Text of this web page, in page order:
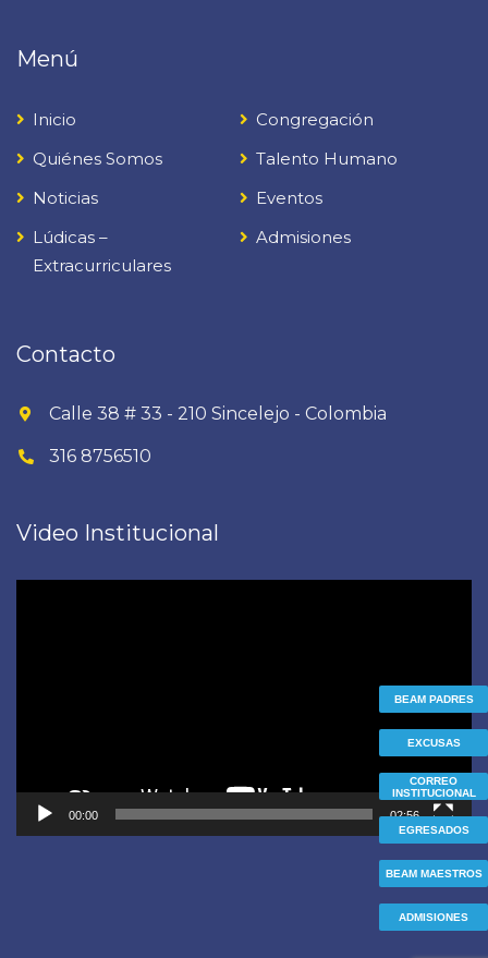
Menú
Inicio
Congregación
Quiénes Somos
Talento Humano
Noticias
Eventos
Lúdicas –
Extracurriculares
Admisiones
Contacto
Calle 38 # 33 - 210 Sincelejo - Colombia
316 8756510
Video Institucional
00:00 02:56
BEAM MAESTROS
EGRESADOS
CORREO
INSTITUCIONAL
ADMISIONES
BEAM PADRES
EXCUSAS